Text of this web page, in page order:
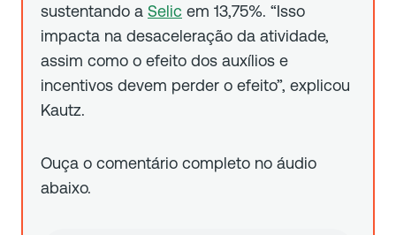
sustentando a Selic em 13,75%. “Isso
impacta na desaceleração da atividade,
assim como o efeito dos auxílios e
incentivos devem perder o efeito”, explicou
Kautz.
Ouça o comentário completo no áudio
abaixo.